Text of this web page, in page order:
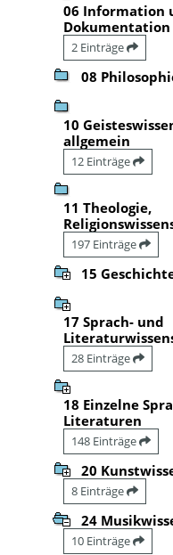
06 Information
Dokumentation
2 Einträge
08
10
allgemein
12 Einträge
11 Theologie,
197 Einträge
15
17 Sprach- und
28 Einträge
18 Einzelne
Literaturen
148 Einträge
20
8 Einträge
24
10 Einträge